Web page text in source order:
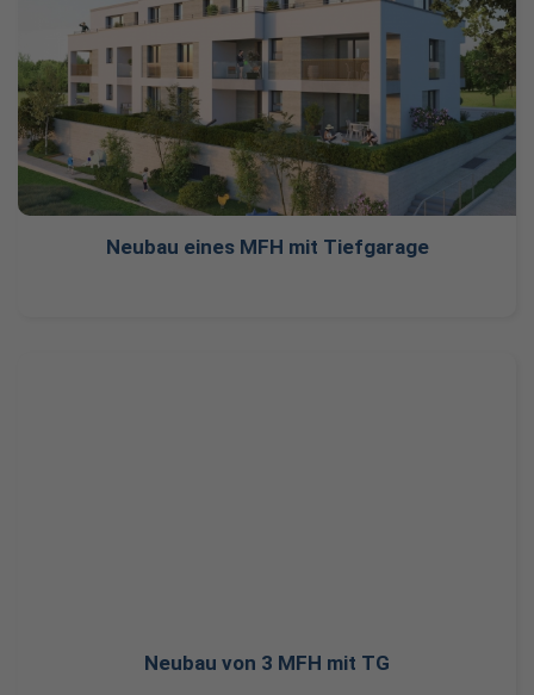
Neubau eines MFH mit Tiefgarage
Neubau von 3 MFH mit TG